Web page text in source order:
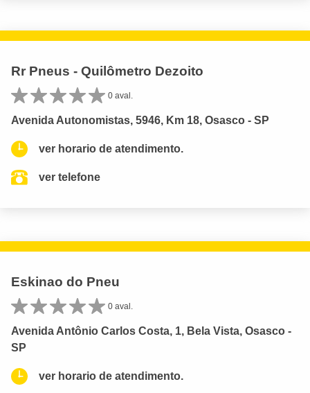
Rr Pneus - Quilômetro Dezoito
0 aval.
Avenida Autonomistas, 5946, Km 18, Osasco - SP
ver horario de atendimento.
ver telefone
Eskinao do Pneu
0 aval.
Avenida Antônio Carlos Costa, 1, Bela Vista, Osasco -
SP
ver horario de atendimento.